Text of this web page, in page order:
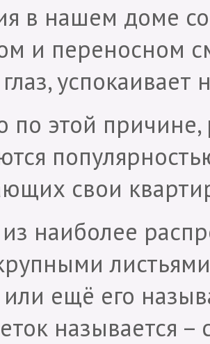
в нашем доме
и переносном
по этой
свои
наиболее
или ещё его
называется